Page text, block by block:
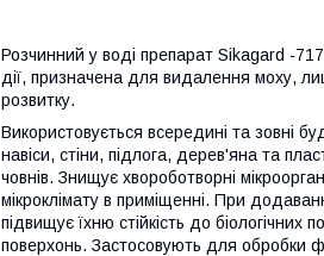
Розчинний у воді препарат Sikagard -
дії, призначена для видалення моху,
розвитку.
Використовується всередині та зовні
навіси, стіни, підлога, дерев'яна та
човнів. Знищує хвороботворні
мікроклімату в приміщенні. При
підвищує їхню стійкість до
поверхонь. Застосовують для обробки